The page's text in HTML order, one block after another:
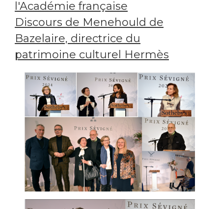
l'Académie française
Discours de Menehould de
Bazelaire, directrice du
patrimoine culturel Hermès